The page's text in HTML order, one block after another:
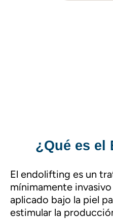
¿Qué es el
El endolifting es un
mínimamente
aplicado bajo la piel
estimular la